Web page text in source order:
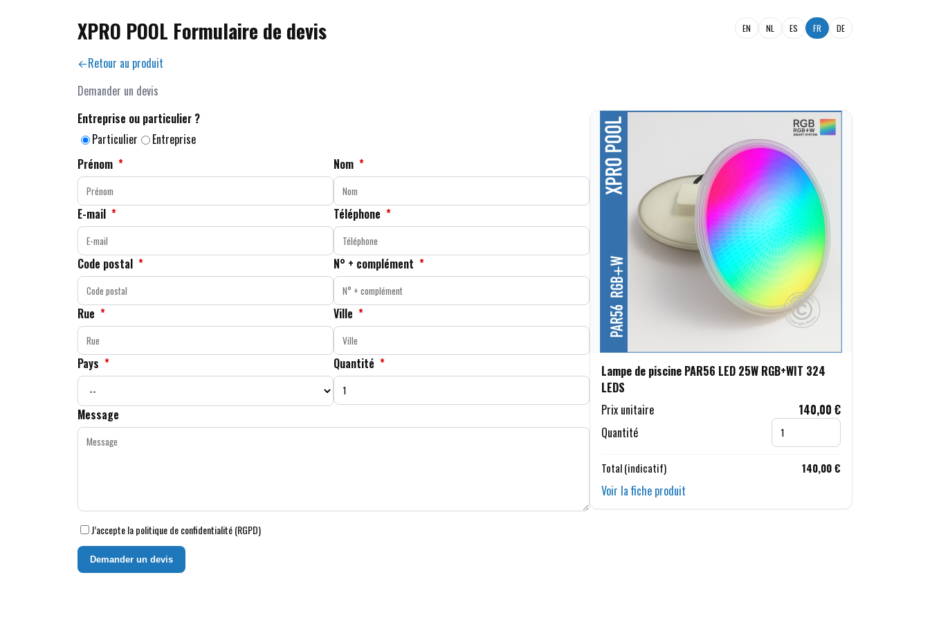
XPRO POOL Formulaire de devis EN NL ES FR DE
Retour au produit
Demander un devis
Entreprise ou particulier ?
Particulier
Entreprise
Prénom * Nom *
E-mail * Téléphone *
Code postal * N° + complément *
Rue * Ville *
Pays * Quantité *
Message
J’accepte la politique de confidentialité (RGPD)
Demander un devis
Lampe de piscine PAR56 LED 25W RGB+WIT 324
LEDS
Prix unitaire
140,00 €
Quantité
Total (indicatif) 140,00 €
Voir la fiche produit